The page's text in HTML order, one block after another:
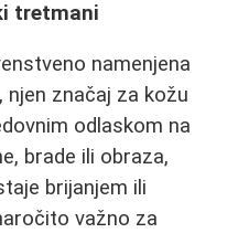
tretmani
namenjena
njen značaj za kožu
odlaskom na
brade ili obraza,
brijanjem ili
važno za